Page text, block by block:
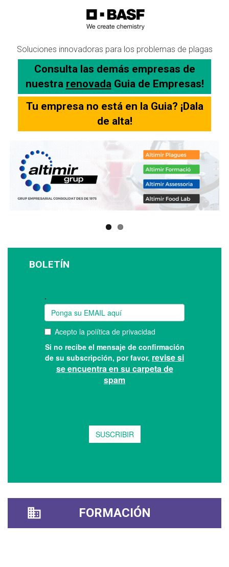
Soluciones innovadoras para los problemas de plagas
Consulta las demás empresas de
nuestra renovadaGuia de Empresas!
Tu empresa no está en la Guia? ¡Dala
de alta!
BOLETÍN
FORMACIÓN